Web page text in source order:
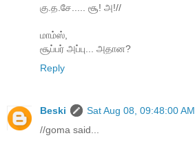
கு.த.​சே..... சூ! அ!//
மாம்ஸ்,
சூப்பர் அப்பு... அதான?
Reply
Beski
Sat Aug 08, 09:48:00 AM
//goma said...